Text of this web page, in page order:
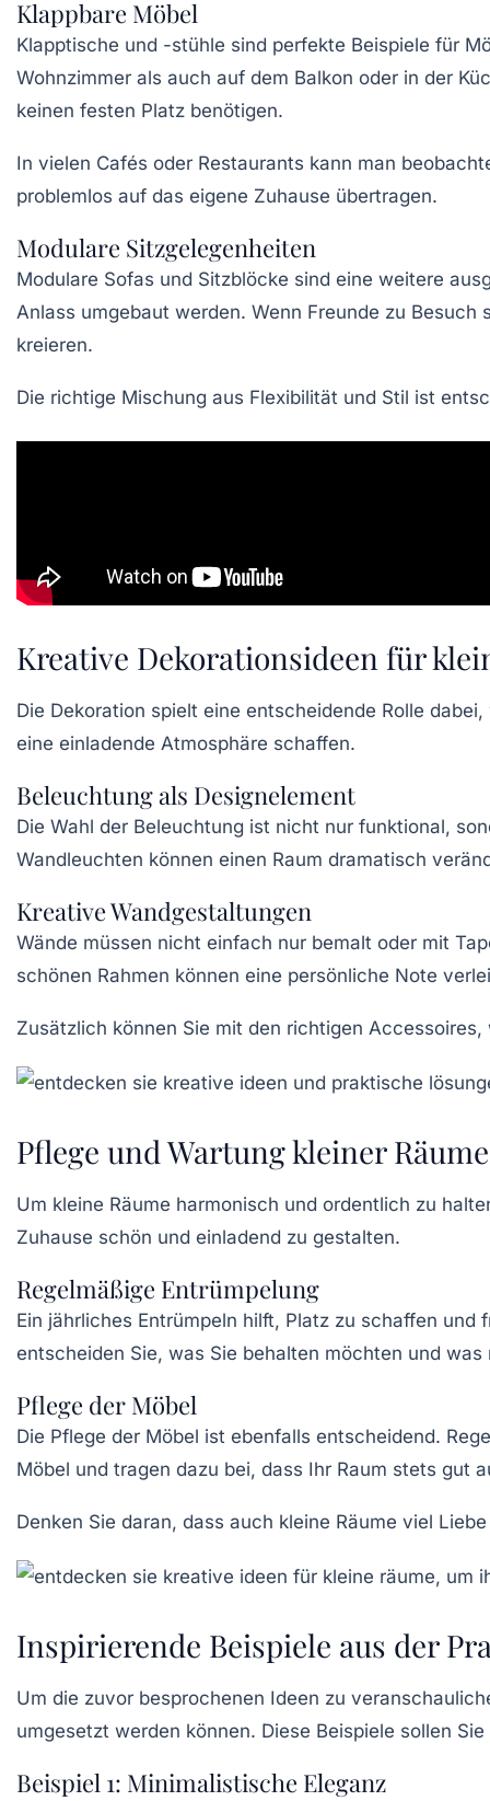
Klappbare Möbel
Klapptische und -stühle sind perfekte Beispiele für
Wohnzimmer als auch auf dem Balkon oder in der
keinen festen Platz benötigen.
In vielen Cafés oder Restaurants kann man
problemlos auf das eigene Zuhause übertragen.
Modulare Sitzgelegenheiten
Modulare Sofas und Sitzblöcke sind eine weitere
Anlass umgebaut werden. Wenn Freunde zu
kreieren.
Die richtige Mischung aus Flexibilität und Stil ist
Kreative Dekorationsideen für
Die Dekoration spielt eine entscheidende Rolle
eine einladende Atmosphäre schaffen.
Beleuchtung als Designelement
Die Wahl der Beleuchtung ist nicht nur funktional,
Wandleuchten können einen Raum dramatisch
Kreative Wandgestaltungen
Wände müssen nicht einfach nur bemalt oder mit
schönen Rahmen können eine persönliche Note
Zusätzlich können Sie mit den richtigen
Pflege und Wartung kleiner Räume
Um kleine Räume harmonisch und ordentlich zu
Zuhause schön und einladend zu gestalten.
Regelmäßige Entrümpelung
Ein jährliches Entrümpeln hilft, Platz zu schaffen
entscheiden Sie, was Sie behalten möchten und
Pflege der Möbel
Die Pflege der Möbel ist ebenfalls entscheidend.
Möbel und tragen dazu bei, dass Ihr Raum stets gut
Denken Sie daran, dass auch kleine Räume viel
Inspirierende Beispiele aus der
Um die zuvor besprochenen Ideen zu
umgesetzt werden können. Diese Beispiele sollen
Beispiel 1: Minimalistische Eleganz